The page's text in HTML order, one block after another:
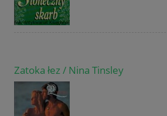
Zatoka łez / Nina Tinsley